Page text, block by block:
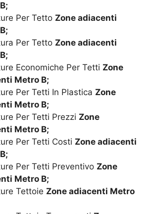
Per Tetto Zone adiacenti
Per Tetto Zone adiacenti
Economiche Per Tetti Zone
Metro B;
Per Tetti In Plastica Zone
Metro B;
Per Tetti Prezzi Zone
Metro B;
Per Tetti Costi Zone adiacenti
Per Tetti Preventivo Zone
Metro B;
Tettoie Zone adiacenti Metro